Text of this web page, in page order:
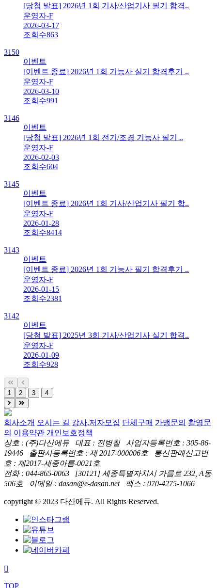
[당첨 발표] 2026년 1회 기사/산업기사 필기 합격..
운영자-F
2026-03-17
조회수863
3150
이벤트
[이벤트 종료] 2026년 1회 기능사 실기 합격후기 ..
운영자-F
2026-03-10
조회수991
3146
이벤트
[당첨 발표] 2026년 1회 전기/조경 기능사 필기 ..
운영자-F
2026-02-03
조회수604
3145
이벤트
[이벤트 종료] 2026년 1회 기사/산업기사 필기 합..
운영자-F
2026-01-28
조회수8414
3143
이벤트
[이벤트 종료] 2026년 1회 기능사 필기 합격후기 ..
운영자-F
2026-01-15
조회수2381
3142
이벤트
[당첨 발표] 2025년 3회 기사/산업기사 실기 합격..
운영자-F
2026-01-09
조회수928
1 2 3 4
회사소개 오시는 길 강사,저자모집 단체구매 가맹문의 촬영문
의 이용약관 개인보호정책
상호 : (주)다산에듀 대표 : 전병칠 사업자등록번호 : 305-86-
19446 출판사등록번호 : 제 2017-000006호 통신판매신고번
호 : 제2017-세종아름-0021호
전화 : 044-865-0063 [30121] 세종특별자치시 가름로 232, A동
506호 이메일 : dasan@e-dasan.net 팩스 : 070-4275-1066
copyright © 2023 다산에듀. All Rights Reserved.
TOP